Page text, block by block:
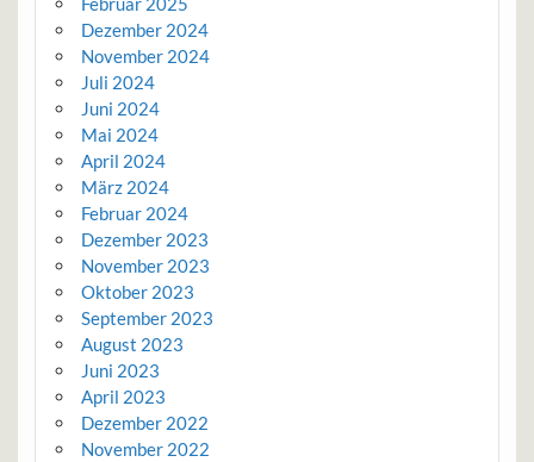
Dezember 2024
November 2024
Juli 2024
Juni 2024
Mai 2024
April 2024
März 2024
Februar 2024
Dezember 2023
November 2023
Oktober 2023
September 2023
August 2023
Juni 2023
April 2023
Dezember 2022
November 2022